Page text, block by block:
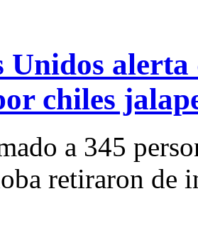
Unidos alerta
chiles
a 345
retiraron de